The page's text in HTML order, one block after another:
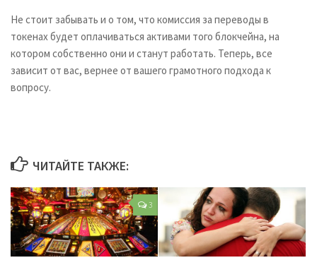
Не стоит забывать и о том, что комиссия за переводы в
токенах будет оплачиваться активами того блокчейна, на
котором собственно они и станут работать. Теперь, все
зависит от вас, вернее от вашего грамотного подхода к
вопросу.
ЧИТАЙТЕ ТАКЖЕ:
3